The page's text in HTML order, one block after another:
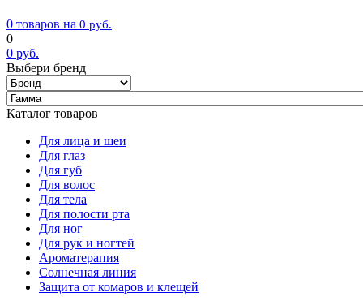
0 товаров на 0 руб.
0
0 руб.
Выбери бренд
Каталог товаров
Для лица и шеи
Для глаз
Для губ
Для волос
Для тела
Для полости рта
Для ног
Для рук и ногтей
Ароматерапия
Солнечная линия
Защита от комаров и клещей